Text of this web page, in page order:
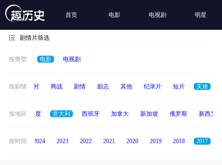
首页 电影 电视剧 明星
剧情片筛选
按类型 电影 电视剧
按剧情
历史 乡村 商战 剧情 励志 其他 纪录片 短片 灾难
按地区
泰国 印度 意大利 西班牙 加拿大 新加坡 俄罗斯 新西兰
按时间
2025 2024 2023 2022 2021 2020 2019 2018 2017